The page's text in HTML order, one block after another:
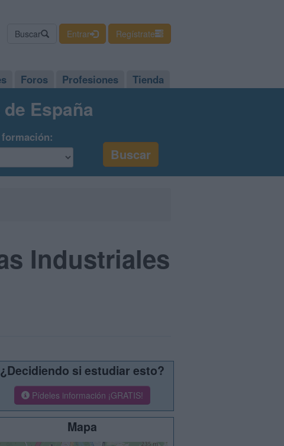
Buscar Entrar Regístrate
Foros Profesiones Tienda
España
Industriales
¿Decidiendo si estudiar esto?
Pídeles información ¡GRATIS!
Mapa